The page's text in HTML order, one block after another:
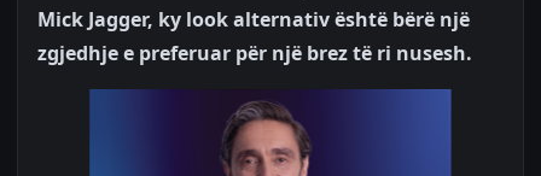
Mick Jagger, ky look alternativ është bërë një
zgjedhje e preferuar për një brez të ri nusesh.